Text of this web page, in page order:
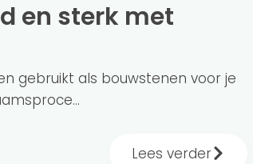
gebruikt als bouwstenen voor je
Lees verder